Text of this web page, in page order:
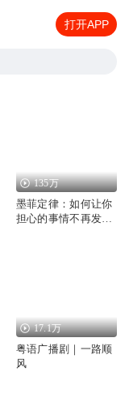
打开APP
135万
墨菲定律：如何让你
担心的事情不再发生
17.1万
粤语广播剧｜一路顺
风